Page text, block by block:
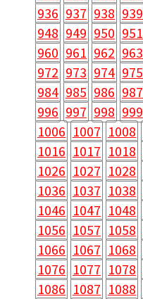
936 937 938 939
948 949 950 951
960 961 962 963
972 973 974 975
984 985 986 987
996 997 998 999
1006 1007 1008
1016 1017 1018
1026 1027 1028
1036 1037 1038
1046 1047 1048
1056 1057 1058
1066 1067 1068
1076 1077 1078
1086 1087 1088